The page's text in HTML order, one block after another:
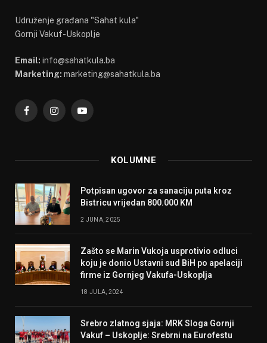
Udruženje građana "Sahat kula"
Gornji Vakuf-Uskoplje
Email: info@sahatkula.ba
Marketing: marketing@sahatkula.ba
FacebookInstagramYouTube
KOLUMNE
Potpisan ugovor za sanaciju puta kroz
Bistricu vrijedan 800.000 KM
2 JUNA, 2025
Zašto se Marin Vukoja usprotivio odluci
koju je donio Ustavni sud BiH po apelaciji
firme iz Gornjeg Vakufa-Uskoplja
18 JULA, 2024
Srebro zlatnog sjaja: MRK Sloga Gornji
Vakuf – Uskoplje: Srebrni na Eurofestu